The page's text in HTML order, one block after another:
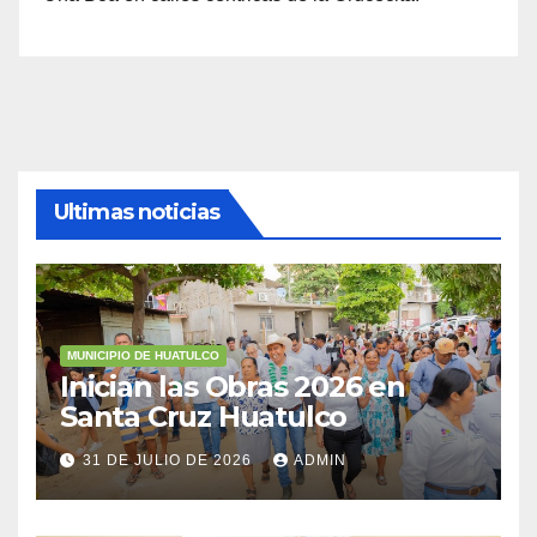
Ultimas noticias
MUNICIPIO DE HUATULCO
Inician las Obras 2026 en
Santa Cruz Huatulco
31 DE JULIO DE 2026 ADMIN